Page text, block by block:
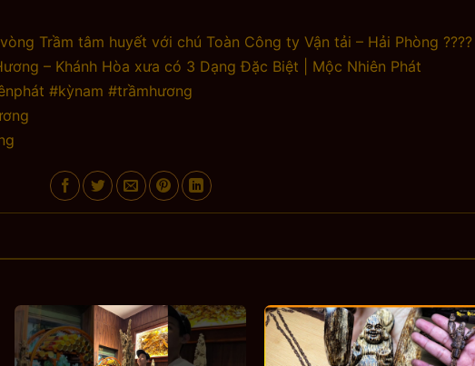
Trầm tâm huyết với chú Toàn Công ty Vận tải – Hải Phòng ????
– Khánh Hòa xưa có 3 Dạng Đặc Biệt | Mộc Nhiên Phát
#kỳnam #trầmhương